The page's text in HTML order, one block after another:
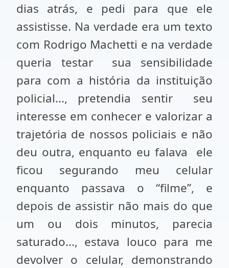
dias atrás, e pedi para que ele
assistisse. Na verdade era um texto
com Rodrigo Machetti e na verdade
queria testar sua sensibilidade
para com a história da instituição
policial..., pretendia sentir seu
interesse em conhecer e valorizar a
trajetória de nossos policiais e não
deu outra, enquanto eu falava ele
ficou segurando meu celular
enquanto passava o “filme”, e
depois de assistir não mais do que
um ou dois minutos, parecia
saturado..., estava louco para me
devolver o celular, demonstrando